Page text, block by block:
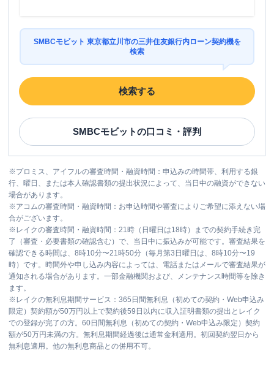
SMBCモビット 東京都立川市の三井住友銀行内ローン契約機を
検索
検索する
SMBCモビットの口コミ・評判
※プロミス、アイフルの審査時間・融資時間：申込みの時間帯、利用する銀
行、曜日、または本人確認書類の提出状況によって、当日中の融資ができない
場合があります。
※アコムの審査時間・融資時間：お申込時間や審査によりご希望に添えない場
合がございます。
※ レイクの審査時間・融資時間：21時（日曜日は18時）までの契約手続き完
了（審査・必要書類の確認含む）で、当日中に振込みが可能です。審査結果を
確認できる時間は、8時10分〜21時50分（毎月第3日曜日は、8時10分〜19
時）です。時間外や申し込み内容によっては、電話またはメールで審査結果が
通知される場合があります。一部金融機関および、メンテナンス時間等を除き
ます。
※ レイクの無利息期間サービス：365日間無利息（初めての契約・Web申込み
限定）契約額が50万円以上で契約後59日以内に収入証明書類の提出とレイク
での登録が完了の方。60日間無利息（初めての契約・Web申込み限定）契約
額が50万円未満の方。無利息期間経過後は通常金利適用。初回契約翌日から
無利息適用。他の無利息商品との併用不可。